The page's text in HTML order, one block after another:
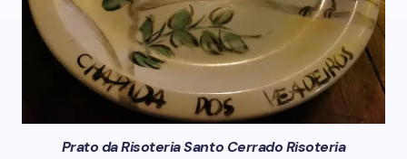
Prato da Risoteria Santo Cerrado Risoteria